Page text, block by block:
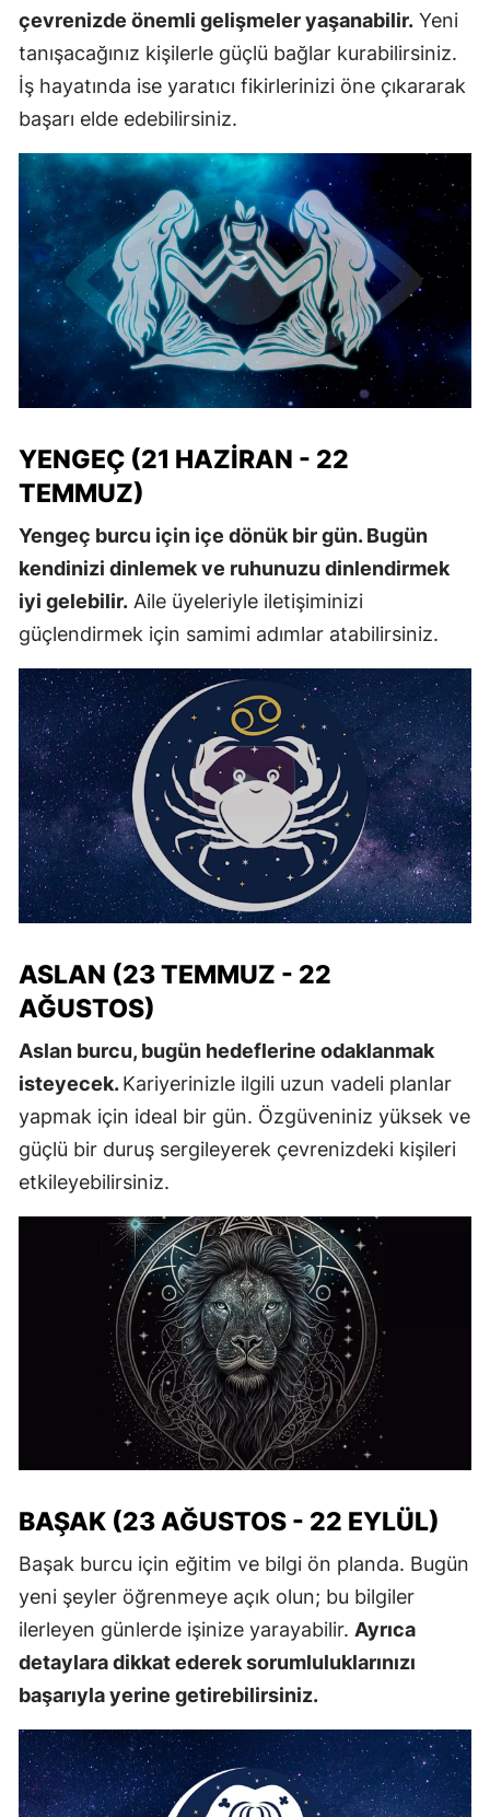
çevrenizde önemli gelişmeler yaşanabilir. Yeni
tanışacağınız kişilerle güçlü bağlar kurabilirsiniz.
İş hayatında ise yaratıcı fikirlerinizi öne çıkararak
başarı elde edebilirsiniz.
YENGEÇ (21 HAZIRAN - 22
TEMMUZ)
Yengeç burcu için içe dönük bir gün. Bugün
kendinizi dinlemek ve ruhunuzu dinlendirmek
iyi gelebilir. Aile üyeleriyle iletişiminizi
güçlendirmek için samimi adımlar atabilirsiniz.
ASLAN (23 TEMMUZ - 22
AĞUSTOS)
Aslan burcu, bugün hedeflerine odaklanmak
isteyecek.Kariyerinizle ilgili uzun vadeli planlar
yapmak için ideal bir gün. Özgüveniniz yüksek ve
güçlü bir duruş sergileyerek çevrenizdeki kişileri
etkileyebilirsiniz.
BAŞAK (23 AĞUSTOS - 22 EYLÜL)
Başak burcu için eğitim ve bilgi ön planda. Bugün
yeni şeyler öğrenmeye açık olun; bu bilgiler
ilerleyen günlerde işinize yarayabilir. Ayrıca
detaylara dikkat ederek sorumluluklarınızı
başarıyla yerine getirebilirsiniz.